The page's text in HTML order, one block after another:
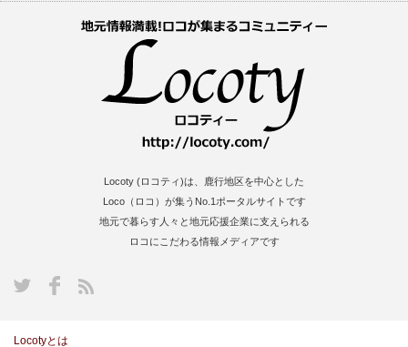
Locoty (ロコティ)は、鹿行地区を中心とした
Loco（ロコ）が集うNo.1ポータルサイトです
地元で暮らす人々と地元応援企業に支えられる
ロコにこだわる情報メディアです
Locotyとは